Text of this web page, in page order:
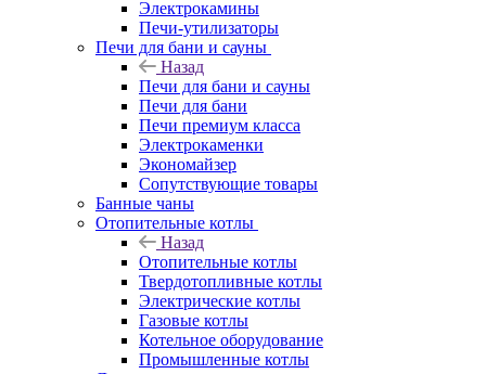
Электрокамины
Печи-утилизаторы
Печи для бани и сауны
Назад
Печи для бани и сауны
Печи для бани
Печи премиум класса
Электрокаменки
Экономайзер
Сопутствующие товары
Банные чаны
Отопительные котлы
Назад
Отопительные котлы
Твердотопливные котлы
Электрические котлы
Газовые котлы
Котельное оборудование
Промышленные котлы